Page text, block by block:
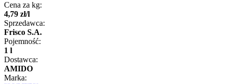
Cena za kg:
4,79 zł/l
Sprzedawca:
Frisco S.A.
Pojemność:
1 l
Dostawca:
AMIDO
Marka: